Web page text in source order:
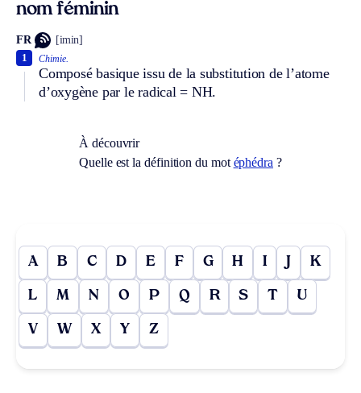
nom féminin
FR [imin]
Chimie.
Composé basique issu de la substitution de l’atome
d’oxygène par le radical = NH.
1
À découvrir
Quelle est la définition du mot éphédra ?
A B C D E F G H I J K
L M N O P Q R S T U
V W X Y Z